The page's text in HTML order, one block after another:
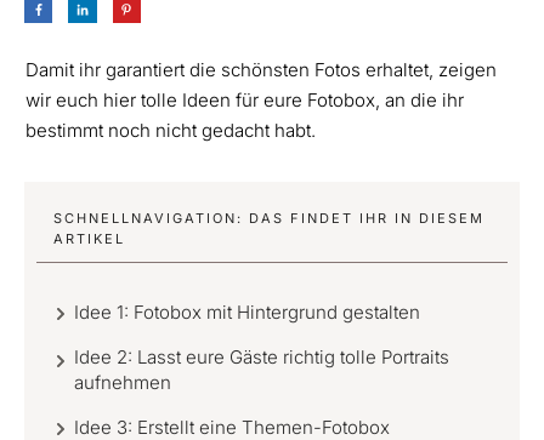
Damit ihr garantiert die schönsten Fotos erhaltet, zeigen
wir euch hier tolle Ideen für eure Fotobox, an die ihr
bestimmt noch nicht gedacht habt.
SCHNELLNAVIGATION: DAS FINDET IHR IN DIESEM
ARTIKEL
Idee 1: Fotobox mit Hintergrund gestalten
Idee 2: Lasst eure Gäste richtig tolle Portraits
aufnehmen
Idee 3: Erstellt eine Themen-Fotobox